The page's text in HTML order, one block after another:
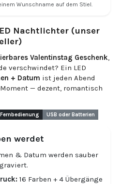
Wunschname auf dem Stiel.
Nachtlichter (unser
Valentinstag Geschenk,
verschwindet? Ein LED
+ Datum ist jeden Abend
— dezent, romantisch
Fernbedienung USB oder Batterien
werdet
& Datum werden sauber
16 Farben + 4 Übergänge